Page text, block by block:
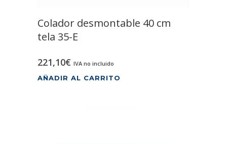
Colador desmontable 40 cm
tela 35-E
221,10€ IVA no incluido
AÑADIR AL CARRITO